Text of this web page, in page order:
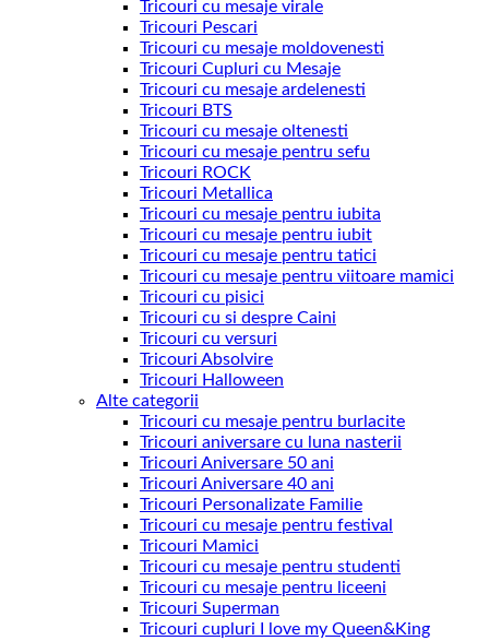
Tricouri cu mesaje virale
Tricouri Pescari
Tricouri cu mesaje moldovenesti
Tricouri Cupluri cu Mesaje
Tricouri cu mesaje ardelenesti
Tricouri BTS
Tricouri cu mesaje oltenesti
Tricouri cu mesaje pentru sefu
Tricouri ROCK
Tricouri Metallica
Tricouri cu mesaje pentru iubita
Tricouri cu mesaje pentru iubit
Tricouri cu mesaje pentru tatici
Tricouri cu mesaje pentru viitoare mamici
Tricouri cu pisici
Tricouri cu si despre Caini
Tricouri cu versuri
Tricouri Absolvire
Tricouri Halloween
Alte categorii
Tricouri cu mesaje pentru burlacite
Tricouri aniversare cu luna nasterii
Tricouri Aniversare 50 ani
Tricouri Aniversare 40 ani
Tricouri Personalizate Familie
Tricouri cu mesaje pentru festival
Tricouri Mamici
Tricouri cu mesaje pentru studenti
Tricouri cu mesaje pentru liceeni
Tricouri Superman
Tricouri cupluri I love my Queen&King